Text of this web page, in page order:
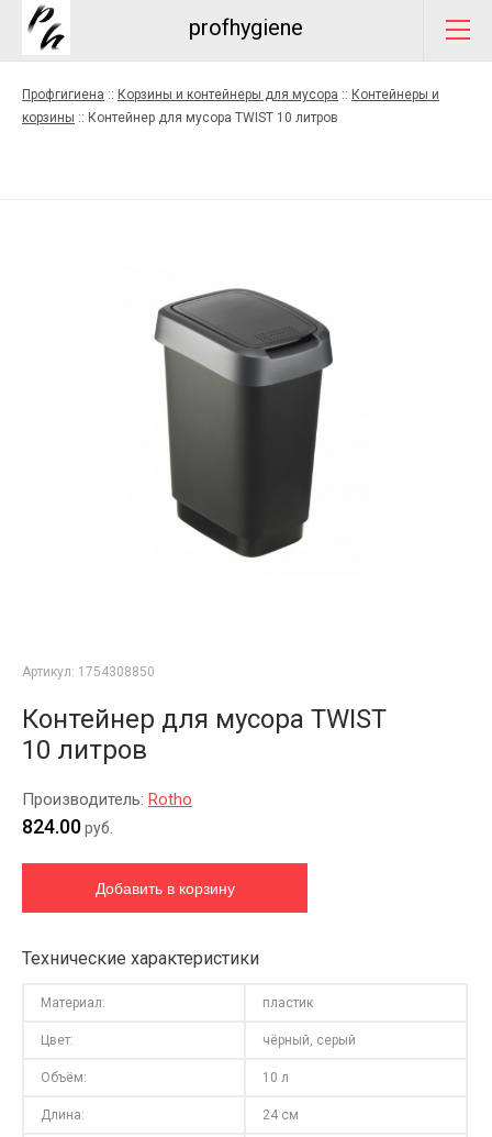
profhygiene
Профгигиена :: Корзины и контейнеры для мусора :: Контейнеры и
корзины :: Контейнер для мусора TWISТ 10 литров
Артикул: 1754308850
Контейнер для мусора TWISТ
10 литров
Производитель: Rotho
824.00руб.
Технические характеристики
Материал: пластик
Цвет: чёрный, серый
Объём: 10 л
Длина: 24 см